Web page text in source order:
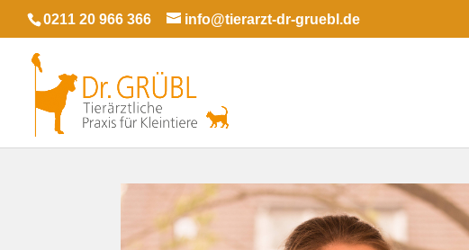
0211 20 966 366 info@tierarzt-dr-gruebl.de